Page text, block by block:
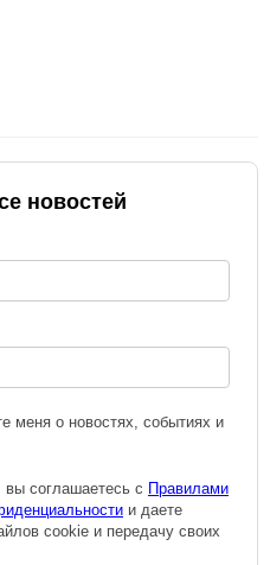
новостей
меня о новостях, событиях и
соглашаетесь с Правилами
и даете
cookie и передачу своих